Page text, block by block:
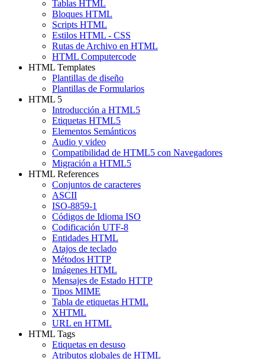
Tablas HTML
Bloques HTML
Scripts HTML
Estilos HTML - CSS
Rutas de Archivo en HTML
HTML Computercode
HTML Templates
Plantillas de diseño
Plantillas de Formularios
HTML 5
Introducción a HTML5
Etiquetas HTML5
Elementos Semánticos
Audio y video
Compatibilidad de HTML5 con Navegadores
Migración a HTML5
HTML References
Conjuntos de caracteres
ASCII
ISO-8859-1
Códigos de Idioma ISO
Codificación UTF-8
Entidades HTML
Atajos de teclado
Métodos HTTP
Imágenes HTML
Mensajes de Estado HTTP
Tipos MIME
Tabla de etiquetas HTML
XHTML
URL en HTML
HTML Tags
Etiquetas en desuso
Atributos globales de HTML